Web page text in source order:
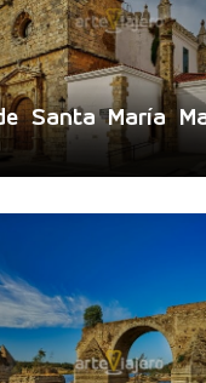
Santa María